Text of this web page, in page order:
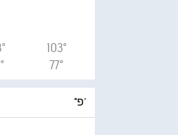
103°
77°
°פ'